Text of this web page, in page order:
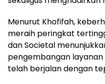
Menurut Khofifah,
meraih peringkat
dan Societal
pengembangan
telah berjalan dengan